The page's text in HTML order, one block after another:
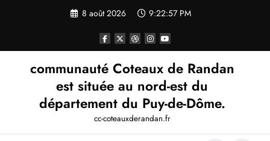
8 août 2026 9:22:58 PM
communauté Coteaux de Randan
est située au nord-est du
département du Puy-de-Dôme.
cc-coteauxderandan.fr